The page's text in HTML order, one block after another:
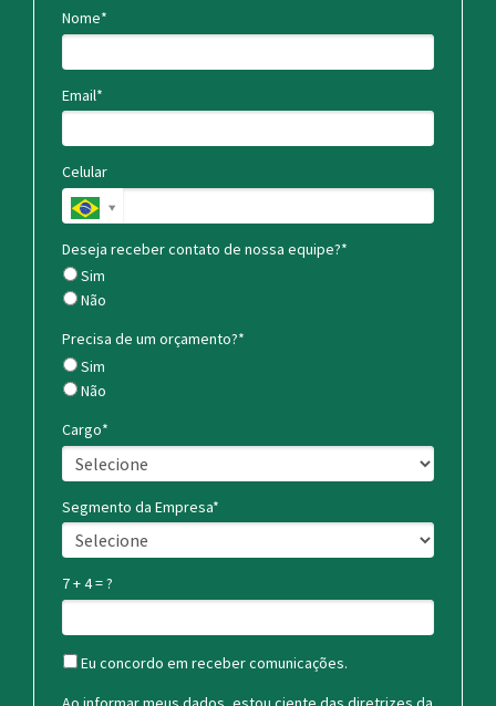
Nome*
Email*
Celular
Deseja receber contato de nossa equipe?*
Sim
Não
Precisa de um orçamento?*
Sim
Não
Cargo*
Segmento da Empresa*
7 + 4 = ?
Eu concordo em receber comunicações.